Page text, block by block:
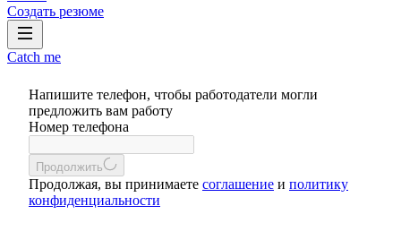
Создать резюме
Catch me
Напишите телефон, чтобы работодатели могли
предложить вам работу
Номер телефона
Продолжить
Продолжая, вы принимаете соглашение и политику
конфиденциальности